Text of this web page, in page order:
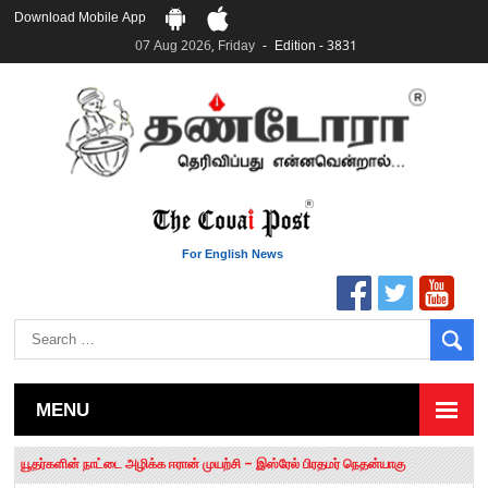
Download Mobile App
07 Aug 2026, Friday
Edition - 3831
For English News
MENU
தமிழக சட்டப்பேரவையில் காலியிடங்கள் 6 ஆக உயர்வு
யூதர்களின் நாட்டை அழிக்க ஈரான் முயற்சி – இஸ்ரேல் பிரதமர் நெதன்யாகு
“மக்களால் நிராகரிக்கப்பட்டவர் ஸ்டாலின்!” – செங்கோட்டையன்